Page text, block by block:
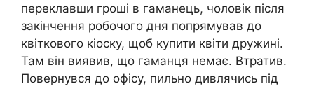
переклавши гроші в гаманець, чоловік після
закінчення робочого дня попрямував до
квіткового кіоску, щоб купити квіти дружині.
Там він виявив, що гаманця немає. Втратив.
Повернувся до офісу, пильно дивлячись під